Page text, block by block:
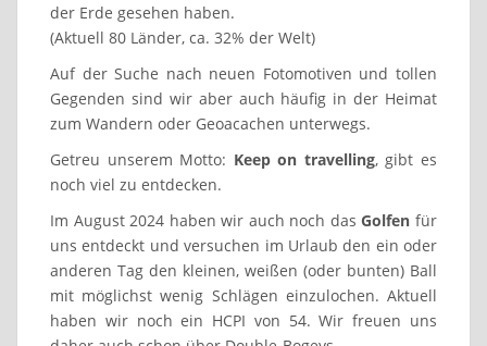
der Erde gesehen haben.
(Aktuell 80 Länder, ca. 32% der Welt)
Auf der Suche nach neuen Fotomotiven und tollen
Gegenden sind wir aber auch häufig in der Heimat
zum Wandern oder Geoacachen unterwegs.
Getreu unserem Motto: Keep on travelling, gibt es
noch viel zu entdecken.
Im August 2024 haben wir auch noch dasGolfen für
uns entdeckt und versuchen im Urlaub den ein oder
anderen Tag den kleinen, weißen (oder bunten) Ball
mit möglichst wenig Schlägen einzulochen. Aktuell
haben wir noch ein HCPI von 54. Wir freuen uns